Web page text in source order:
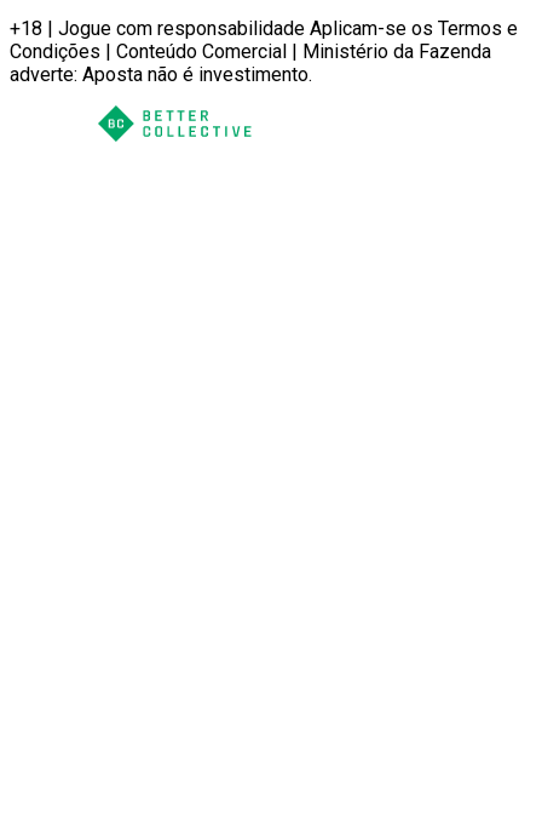
+18 | Jogue com responsabilidade Aplicam-se os Termos e
Condições | Conteúdo Comercial | Ministério da Fazenda
adverte: Aposta não é investimento.